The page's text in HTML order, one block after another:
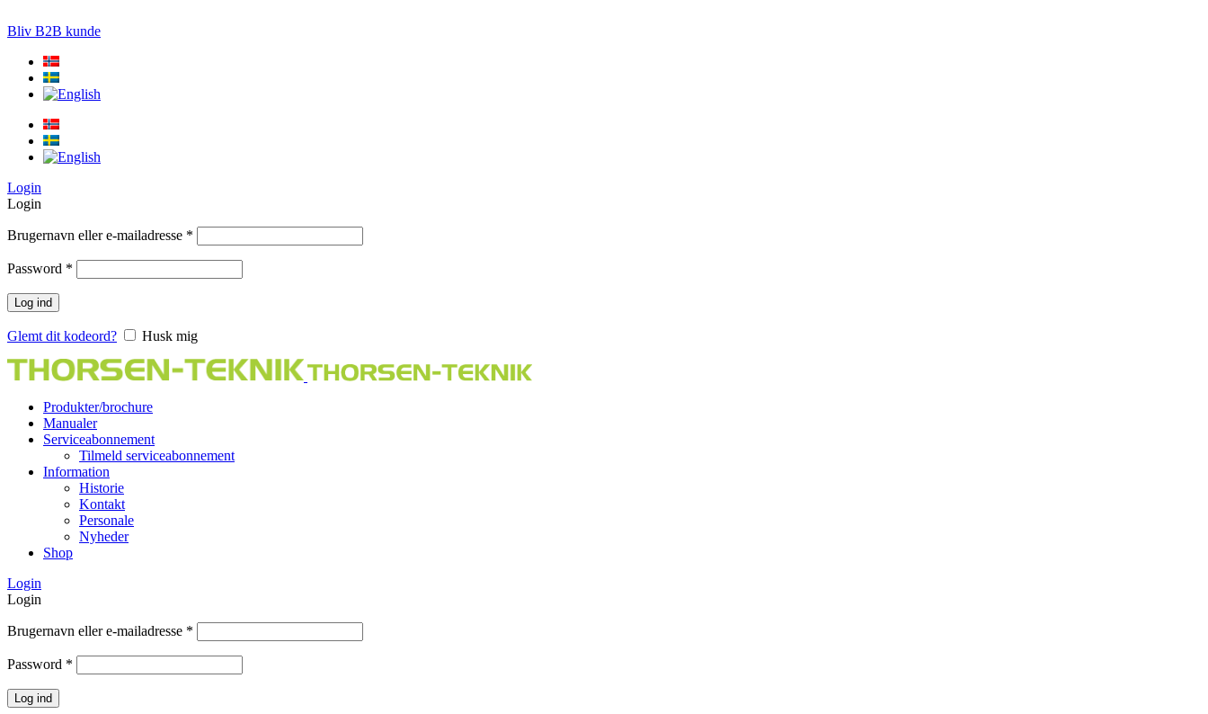
Bliv B2B kunde
Login
Login
Brugernavn eller e-mailadresse *
Password *
Log ind
Glemt dit kodeord? Husk mig
Produkter/brochure
Manualer
Serviceabonnement
Tilmeld serviceabonnement
Information
Historie
Kontakt
Personale
Nyheder
Shop
Login
Login
Brugernavn eller e-mailadresse *
Password *
Log ind